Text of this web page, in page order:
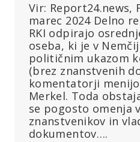
Vir: Report24.news,
marec 2024 Delno
RKI odpirajo
oseba, ki je v
političnim ukazom
(brez znanstvenih
komentatorji
Merkel. Toda
se pogosto omenja
znanstvenikov in
dokumentov….